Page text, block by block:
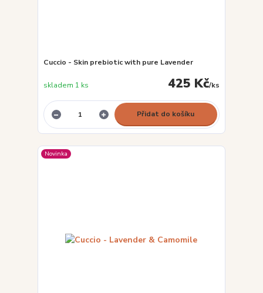
Cuccio - Skin prebiotic with pure Lavender
425 Kč/ks
skladem 1 ks
Přidat do košíku
Novinka